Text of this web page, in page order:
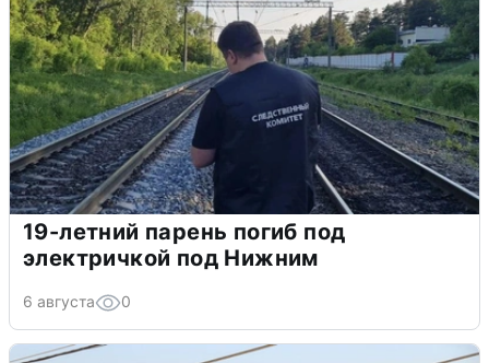
19-летний парень погиб под
электричкой под Нижним
6 августа 0